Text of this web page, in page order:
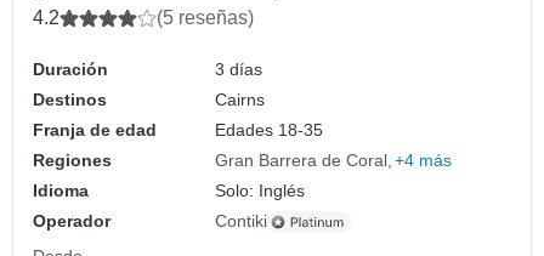
4.2 (5 reseñas)
Duración
3 días
Destinos
Cairns
Franja de edad
Edades 18-35
Regiones
Gran Barrera de Coral +4 más
Idioma
Solo: Inglés
Operador
Contiki